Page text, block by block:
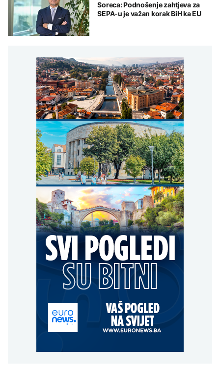
Soreca: Podnošenje zahtjeva za
SEPA-u je važan korak BiH ka EU